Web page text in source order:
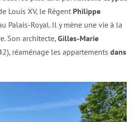
Louis XV, le Régent Philippe
Palais-Royal. Il y mène une vie à la
Son architecte, Gilles-Marie
réaménage les appartements dans